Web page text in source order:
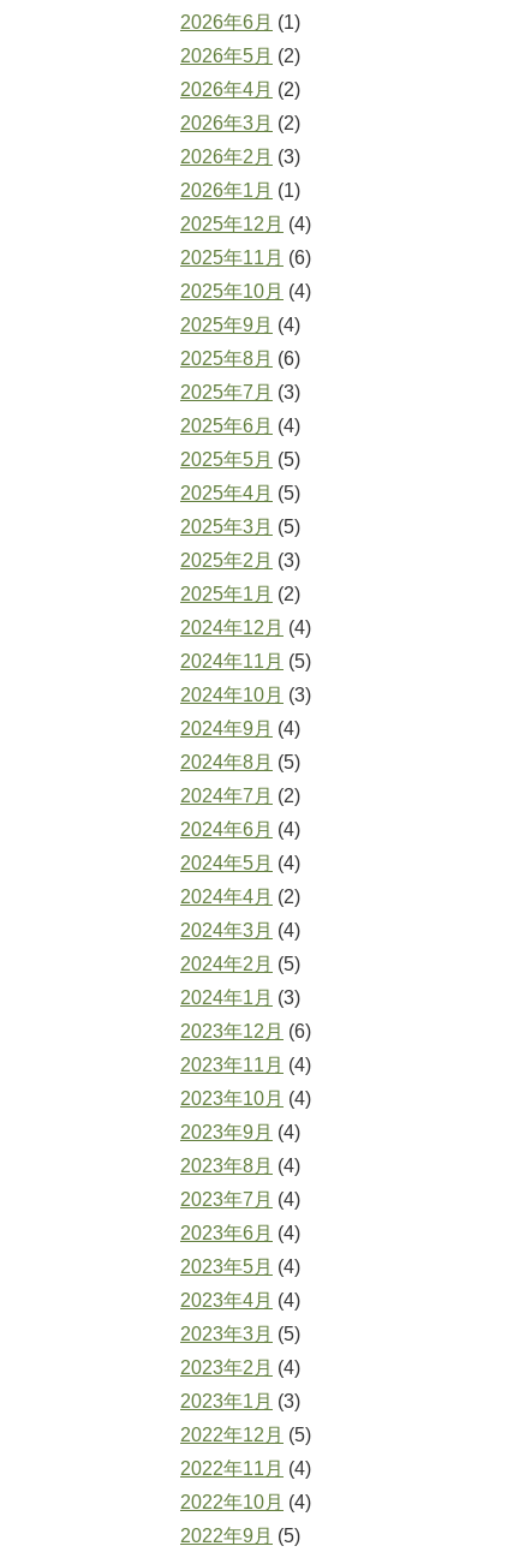
2026年6月 (1)
2026年5月 (2)
2026年4月 (2)
2026年3月 (2)
2026年2月 (3)
2026年1月 (1)
2025年12月 (4)
2025年11月 (6)
2025年10月 (4)
2025年9月 (4)
2025年8月 (6)
2025年7月 (3)
2025年6月 (4)
2025年5月 (5)
2025年4月 (5)
2025年3月 (5)
2025年2月 (3)
2025年1月 (2)
2024年12月 (4)
2024年11月 (5)
2024年10月 (3)
2024年9月 (4)
2024年8月 (5)
2024年7月 (2)
2024年6月 (4)
2024年5月 (4)
2024年4月 (2)
2024年3月 (4)
2024年2月 (5)
2024年1月 (3)
2023年12月 (6)
2023年11月 (4)
2023年10月 (4)
2023年9月 (4)
2023年8月 (4)
2023年7月 (4)
2023年6月 (4)
2023年5月 (4)
2023年4月 (4)
2023年3月 (5)
2023年2月 (4)
2023年1月 (3)
2022年12月 (5)
2022年11月 (4)
2022年10月 (4)
2022年9月 (5)